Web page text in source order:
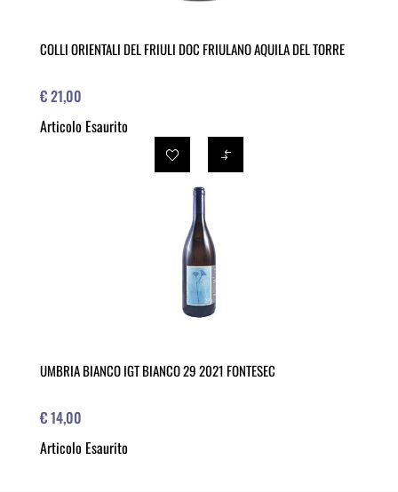
COLLI ORIENTALI DEL FRIULI DOC FRIULANO AQUILA DEL TORRE
€ 21,00
Articolo Esaurito
UMBRIA BIANCO IGT BIANCO 29 2021 FONTESEC
€ 14,00
Articolo Esaurito